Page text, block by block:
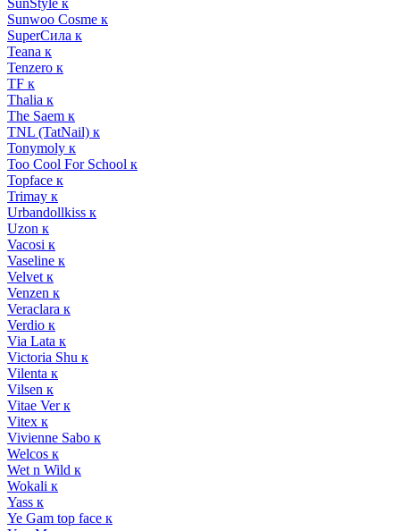
SunStyle к
Sunwoo Cosme к
SuperСила к
Teana к
Tenzero к
TF к
Thalia к
The Saem к
TNL (TatNail) к
Tonymoly к
Too Cool For School к
Topface к
Trimay к
Urbandollkiss к
Uzon к
Vacosi к
Vaseline к
Velvet к
Venzen к
Veraclara к
Verdio к
Via Lata к
Victoria Shu к
Vilenta к
Vilsen к
Vitae Ver к
Vitex к
Vivienne Sabo к
Welcos к
Wet n Wild к
Wokali к
Yass к
Ye Gam top face к